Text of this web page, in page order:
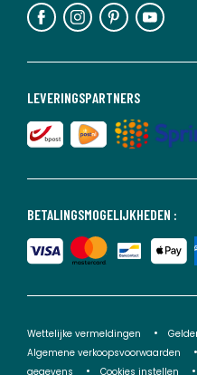
BETALINGSMOGELIJKHEDEN :
LEVERINGSPARTNERS
Wettelijke vermeldingen
Algemene verkoopsvoorwaarden
gegevens
Cookies instellen